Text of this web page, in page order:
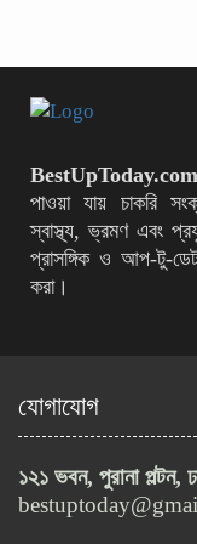
BestUpToday.com
পাওয়া যায় চাকরি
স্বাস্থ্য, ভ্রমণ এবং
প্রাসঙ্গিক ও
করা।
যোগাযোগ
১২১ ভবন, পুরানা পল্টন,